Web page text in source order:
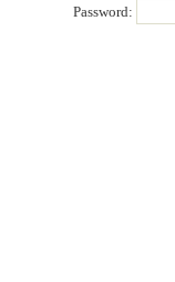
Password: